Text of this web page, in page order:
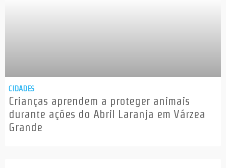
CIDADES
Crianças aprendem a proteger animais
durante ações do Abril Laranja em Várzea
Grande